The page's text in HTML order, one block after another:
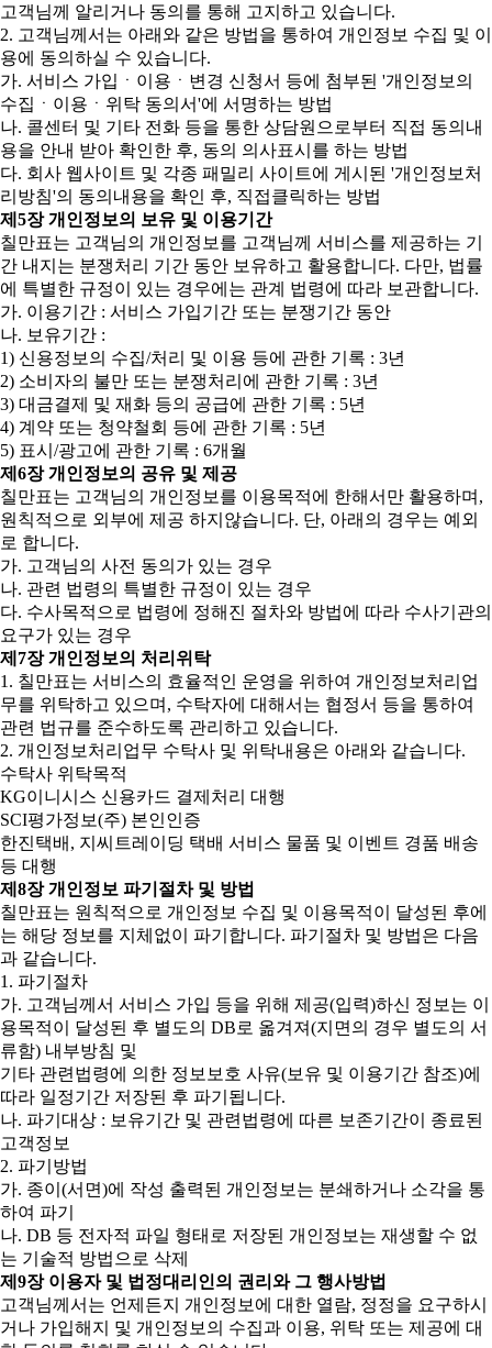
고객님께 알리거나 동의를 통해 고지하고 있습니다.
2. 고객님께서는 아래와 같은 방법을 통하여 개인정보 수집 및 이
용에 동의하실 수 있습니다.
가. 서비스 가입ㆍ이용ㆍ변경 신청서 등에 첨부된 '개인정보의
수집ㆍ이용ㆍ위탁 동의서'에 서명하는 방법
나. 콜센터 및 기타 전화 등을 통한 상담원으로부터 직접 동의내
용을 안내 받아 확인한 후, 동의 의사표시를 하는 방법
다. 회사 웹사이트 및 각종 패밀리 사이트에 게시된 '개인정보처
리방침'의 동의내용을 확인 후, 직접클릭하는 방법
제5장 개인정보의 보유 및 이용기간
칠만표는 고객님의 개인정보를 고객님께 서비스를 제공하는 기
간 내지는 분쟁처리 기간 동안 보유하고 활용합니다. 다만, 법률
에 특별한 규정이 있는 경우에는 관계 법령에 따라 보관합니다.
가. 이용기간 : 서비스 가입기간 또는 분쟁기간 동안
나. 보유기간 :
1) 신용정보의 수집/처리 및 이용 등에 관한 기록 : 3년
2) 소비자의 불만 또는 분쟁처리에 관한 기록 : 3년
3) 대금결제 및 재화 등의 공급에 관한 기록 : 5년
4) 계약 또는 청약철회 등에 관한 기록 : 5년
5) 표시/광고에 관한 기록 : 6개월
제6장 개인정보의 공유 및 제공
칠만표는 고객님의 개인정보를 이용목적에 한해서만 활용하며,
원칙적으로 외부에 제공 하지않습니다. 단, 아래의 경우는 예외
로 합니다.
가. 고객님의 사전 동의가 있는 경우
나. 관련 법령의 특별한 규정이 있는 경우
다. 수사목적으로 법령에 정해진 절차와 방법에 따라 수사기관의
요구가 있는 경우
제7장 개인정보의 처리위탁
1. 칠만표는 서비스의 효율적인 운영을 위하여 개인정보처리업
무를 위탁하고 있으며, 수탁자에 대해서는 협정서 등을 통하여
관련 법규를 준수하도록 관리하고 있습니다.
2. 개인정보처리업무 수탁사 및 위탁내용은 아래와 같습니다.
수탁사 위탁목적
KG이니시스 신용카드 결제처리 대행
SCI평가정보(주) 본인인증
한진택배, 지씨트레이딩 택배 서비스 물품 및 이벤트 경품 배송
등 대행
제8장 개인정보 파기절차 및 방법
칠만표는 원칙적으로 개인정보 수집 및 이용목적이 달성된 후에
는 해당 정보를 지체없이 파기합니다. 파기절차 및 방법은 다음
과 같습니다.
1. 파기절차
가. 고객님께서 서비스 가입 등을 위해 제공(입력)하신 정보는 이
용목적이 달성된 후 별도의 DB로 옮겨져(지면의 경우 별도의 서
류함) 내부방침 및
기타 관련법령에 의한 정보보호 사유(보유 및 이용기간 참조)에
따라 일정기간 저장된 후 파기됩니다.
나. 파기대상 : 보유기간 및 관련법령에 따른 보존기간이 종료된
고객정보
2. 파기방법
가. 종이(서면)에 작성 출력된 개인정보는 분쇄하거나 소각을 통
하여 파기
나. DB 등 전자적 파일 형태로 저장된 개인정보는 재생할 수 없
는 기술적 방법으로 삭제
제9장 이용자 및 법정대리인의 권리와 그 행사방법
고객님께서는 언제든지 개인정보에 대한 열람, 정정을 요구하시
거나 가입해지 및 개인정보의 수집과 이용, 위탁 또는 제공에 대